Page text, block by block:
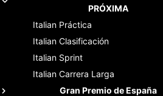
PRÓXIMA
Italian Práctica
Italian Clasificación
Italian Sprint
Italian Carrera Larga
Gran Premio de España